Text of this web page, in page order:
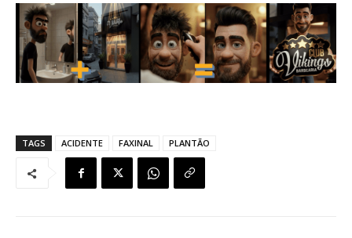
TAGS ACIDENTE FAXINAL PLANTÃO